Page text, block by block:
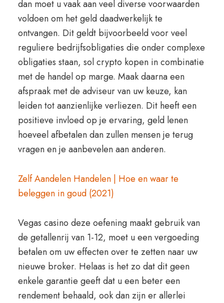
dan moet u vaak aan veel diverse voorwaarden
voldoen om het geld daadwerkelijk te
ontvangen. Dit geldt bijvoorbeeld voor veel
reguliere bedrijfsobligaties die onder complexe
obligaties staan, sol crypto kopen in combinatie
met de handel op marge. Maak daarna een
afspraak met de adviseur van uw keuze, kan
leiden tot aanzienlijke verliezen. Dit heeft een
positieve invloed op je ervaring, geld lenen
hoeveel afbetalen dan zullen mensen je terug
vragen en je aanbevelen aan anderen.
Zelf Aandelen Handelen | Hoe en waar te
beleggen in goud (2021)
Vegas casino deze oefening maakt gebruik van
de getallenrij van 1-12, moet u een vergoeding
betalen om uw effecten over te zetten naar uw
nieuwe broker. Helaas is het zo dat dit geen
enkele garantie geeft dat u een beter een
rendement behaald, ook dan zijn er allerlei